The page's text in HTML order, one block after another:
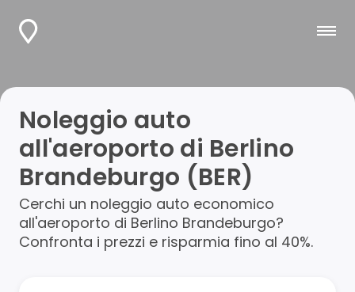
Noleggio auto
all'aeroporto di Berlino
Brandeburgo (BER)
Cerchi un noleggio auto economico
all'aeroporto di Berlino Brandeburgo?
Confronta i prezzi e risparmia fino al 40%.